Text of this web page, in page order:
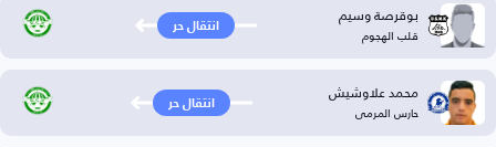
بوقرصة وسيم
قلب الهجوم انتقال حر
محمد علاوشيش
حارس المرمى انتقال حر